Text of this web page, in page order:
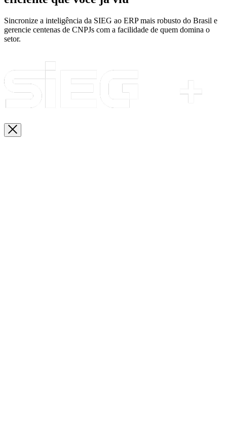
Sincronize a inteligência da SIEG ao ERP mais robusto do Brasil e
gerencie centenas de CNPJs com a facilidade de quem domina o
setor.